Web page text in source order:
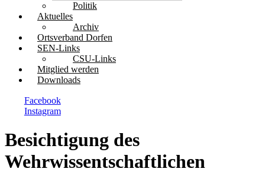
Politik
Aktuelles
Archiv
Ortsverband Dorfen
SEN-Links
CSU-Links
Mitglied werden
Downloads
Facebook
Instagram
Besichtigung des
Wehrwissentschaftlichen